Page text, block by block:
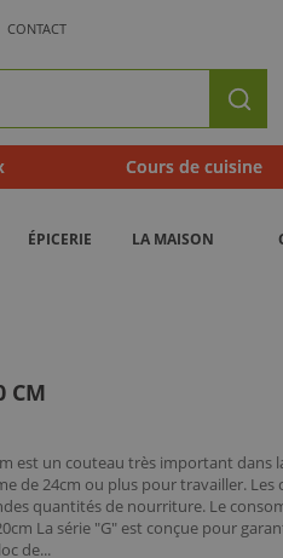
CONTACT
Cours de cuisine
ÉPICERIE LA MAISON
CM
est un couteau très important dans
de 24cm ou plus pour travailler. Les
quantités de nourriture. Le
La série "G" est conçue pour
de...